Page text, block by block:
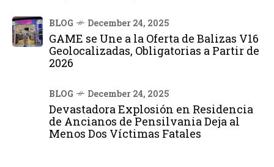
BLOG December 24, 2025
GAME se Une a la Oferta de Balizas V16
Geolocalizadas, Obligatorias a Partir de
2026
BLOG December 24, 2025
Devastadora Explosión en Residencia
de Ancianos de Pensilvania Deja al
Menos Dos Víctimas Fatales